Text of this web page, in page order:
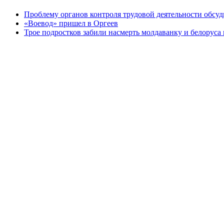
Проблему органов контроля трудовой деятельности
«Воевод» пришел в Оргеев
Трое подростков забили насмерть молдаванку и